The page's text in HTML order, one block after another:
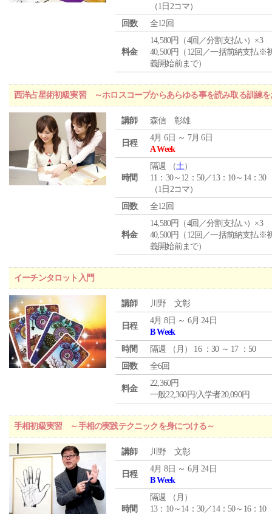
（1日2コマ）
回数
全12回
料金
14,580円（4回／分割支払い）×3
40,500円（12回／一括前納支払※
義開始前まで）
西洋占星術初級実習 ～ホロスコープからあらゆる事を読み取る訓練を
講師 森信 彰雄
日程
4月 6日 ～ 7月 6日
A Week
時間
隔週 （土）
11：30～12：50／13：10～14：30
（1日2コマ）
回数
全12回
料金
14,580円（4回／分割支払い）×3
40,500円（12回／一括前納支払※
義開始前まで）
イーチンタロット入門
講師 川野 文彰
日程
4月 8日 ～ 6月 24日
B Week
時間
隔週 （ 月 ） 16 ：30 ～ 17 ：50
回数
全6回
料金
22,360円
一般22,360円/入学者20,090円
手相初級実習 ～手相の実践テクニックを身につける～
講師 川野 文彰
日程
4月 8日 ～ 6月 24日
B Week
時間
隔週 （ 月 ）
13：10～14：30／14：50～16：10